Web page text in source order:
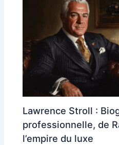
Lawrence Stroll :
professionnelle, de
l’empire du luxe